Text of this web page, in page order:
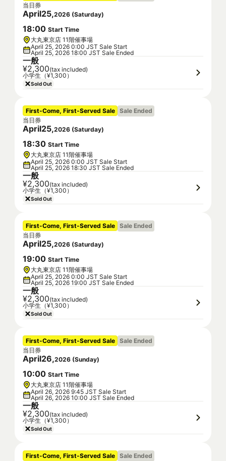
当日券
April25,2026 (Saturday)
18:00 Start Time
大丸東京店 11階催事場
April 25, 2026 0:00 JST Sale Start
April 25, 2026 18:00 JST Sale Ended
一般
¥2,300(tax included)
小学生（¥1,300）
Sold Out
First-Come, First-Served Sale Sale Ended
当日券
April25,2026 (Saturday)
18:30 Start Time
大丸東京店 11階催事場
April 25, 2026 0:00 JST Sale Start
April 25, 2026 18:30 JST Sale Ended
一般
¥2,300(tax included)
小学生（¥1,300）
Sold Out
First-Come, First-Served Sale Sale Ended
当日券
April25,2026 (Saturday)
19:00 Start Time
大丸東京店 11階催事場
April 25, 2026 0:00 JST Sale Start
April 25, 2026 19:00 JST Sale Ended
一般
¥2,300(tax included)
小学生（¥1,300）
Sold Out
First-Come, First-Served Sale Sale Ended
当日券
April26,2026 (Sunday)
10:00 Start Time
大丸東京店 11階催事場
April 26, 2026 9:45 JST Sale Start
April 26, 2026 10:00 JST Sale Ended
一般
¥2,300(tax included)
小学生（¥1,300）
Sold Out
First-Come, First-Served Sale Sale Ended